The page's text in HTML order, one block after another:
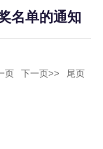
名单的通知
页 下一页>> 尾页